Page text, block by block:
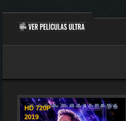
HD 720P
2019